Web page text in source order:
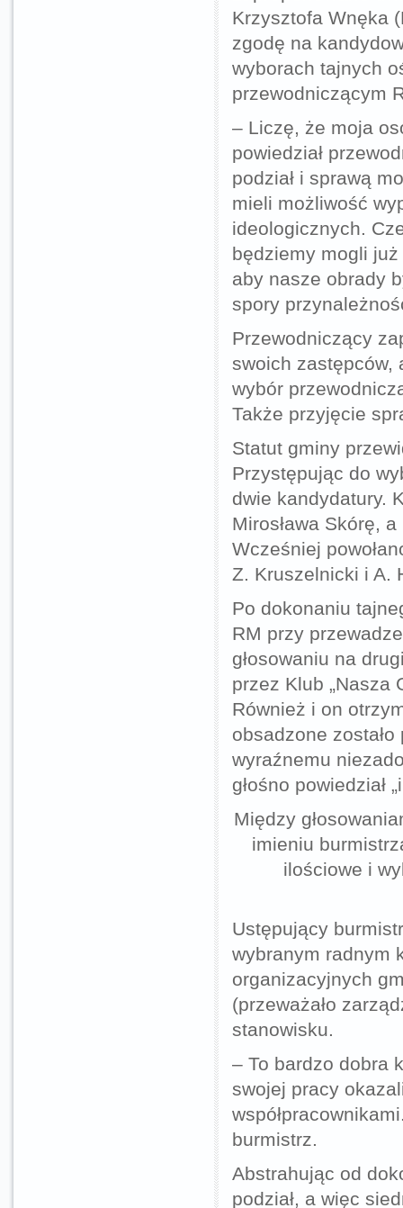
Krzysztofa Wnęka
zgodę na
wyborach tajnych
przewodniczącym
– Liczę, że moja
powiedział
podział i sprawą
mieli możliwość
ideologicznych.
będziemy mogli
aby nasze obrady
spory
Przewodniczący
swoich zastępców,
wybór
Także przyjęcie
Statut gminy
Przystępując do
dwie kandydatury.
Mirosława Skórę,
Wcześniej
Z. Kruszelnicki i A.
Po dokonaniu
RM przy
głosowaniu na
przez Klub „Nasza
Również i on
obsadzone
wyraźnemu
głośno powiedział
Między
imieniu
ilościowe i
Ustępujący
wybranym radnym
organizacyjnych
(przeważało
stanowisku.
– To bardzo dobra
swojej pracy
burmistrz.
Abstrahując od
podział, a więc